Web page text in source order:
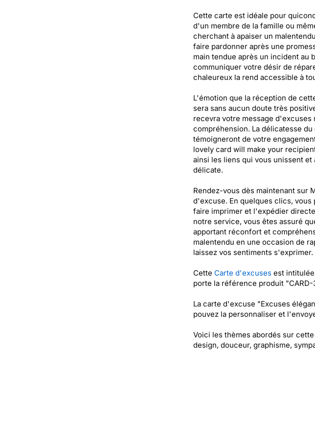
Cette carte est idéale pour
d'un membre de la famille ou
cherchant à apaiser un
faire pardonner après une
main tendue après un incident au
communiquer votre désir de
chaleureux la rend accessible à
L'émotion que la réception de
sera sans aucun doute très
recevra votre message
compréhension. La délicatesse
témoigneront de votre
lovely card will make your
ainsi les liens qui vous unissent
délicate.
Rendez-vous dès maintenant sur
d'excuse. En quelques clics, vous
faire imprimer et l'expédier
notre service, vous êtes assuré
apportant réconfort et
malentendu en une occasion de
laissez vos sentiments s'exprimer.
Cette Carte d'excusesest intitulée
porte la référence produit "CARD-
La carte d'excuse "Excuses
pouvez la personnaliser et
Voici les thèmes abordés sur
design, douceur, graphisme,